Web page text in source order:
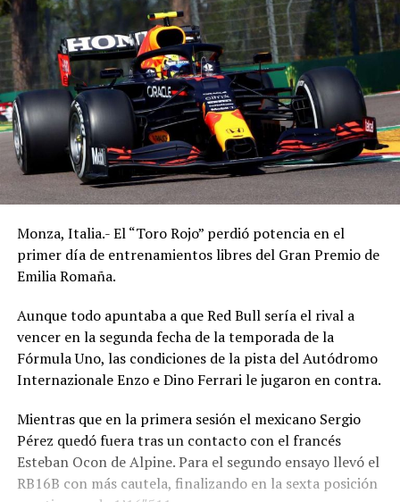
Monza, Italia.- El “Toro Rojo” perdió potencia en el
primer día de entrenamientos libres del Gran Premio de
Emilia Romaña.
Aunque todo apuntaba a que Red Bull sería el rival a
vencer en la segunda fecha de la temporada de la
Fórmula Uno, las condiciones de la pista del Autódromo
Internazionale Enzo e Dino Ferrari le jugaron en contra.
Mientras que en la primera sesión el mexicano Sergio
Pérez quedó fuera tras un contacto con el francés
Esteban Ocon de Alpine. Para el segundo ensayo llevó el
RB16B con más cautela, finalizando en la sexta posición